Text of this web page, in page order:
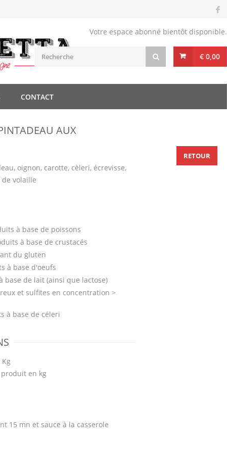
Votre espace abonné bientôt disponible.
€ 0,00
CONTACT
AUX
oignon, carotte, cèleri, écrevisse,
volaille
à base de poissons
à base de crustacés
du gluten
à base d'oeufs
base de lait (ainsi que lactose)
et sulfites en concentration >
à base de céleri
Kg
en kg
15 mn et sauce à la casserole
RETOUR